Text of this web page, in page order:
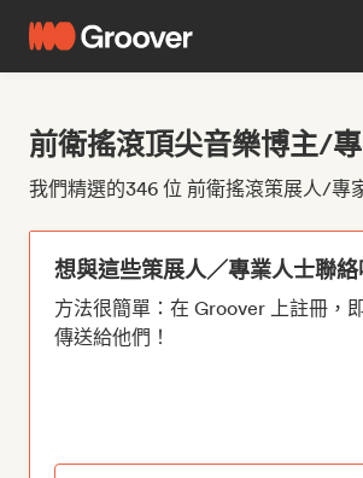
前衛搖滾頂尖音樂博主/
我們精選的346 位 前衛搖滾策展人/專
想與這些策展人／專業人士聯絡
方法很簡單：在 Groover 上註冊，
傳送給他們！